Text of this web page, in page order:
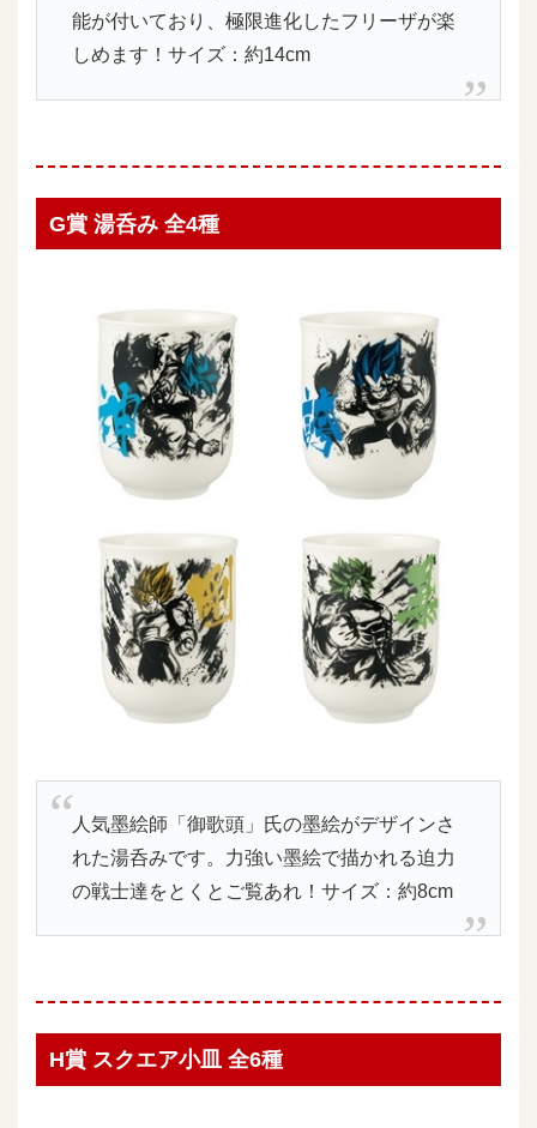
能が付いており、極限進化したフリーザが楽
しめます！サイズ：約14cm
G賞 湯呑み 全4種
人気墨絵師「御歌頭」氏の墨絵がデザインさ
れた湯呑みです。力強い墨絵で描かれる迫力
の戦士達をとくとご覧あれ！サイズ：約8cm
H賞 スクエア小皿 全6種